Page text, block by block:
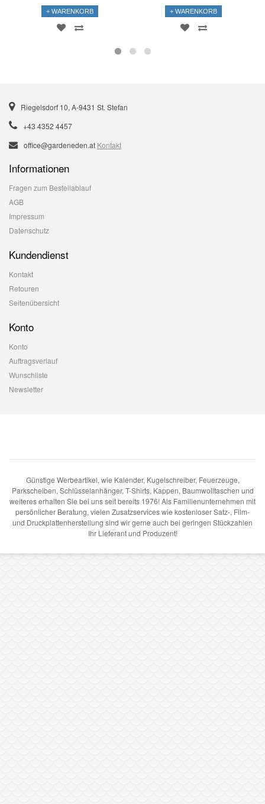
+ WARENKORB + WARENKORB
Riegelsdorf 10, A-9431 St. Stefan
+43 4352 4457
office@gardeneden.at Kontakt
Informationen
Fragen zum Bestellablauf
AGB
Impressum
Datenschutz
Kundendienst
Kontakt
Retouren
Seitenübersicht
Konto
Konto
Auftragsverlauf
Wunschliste
Newsletter
Günstige Werbeartikel, wie Kalender, Kugelschreiber, Feuerzeuge,
Parkscheiben, Schlüsselanhänger, T-Shirts, Kappen, Baumwolltaschen und
weiteres erhalten Sie bei uns seit bereits 1976! Als Familienunternehmen mit
persönlicher Beratung, vielen Zusatzservices wie kostenloser Satz-, Film-
und Druckplattenherstellung sind wir gerne auch bei geringen Stückzahlen
Ihr Lieferant und Produzent!